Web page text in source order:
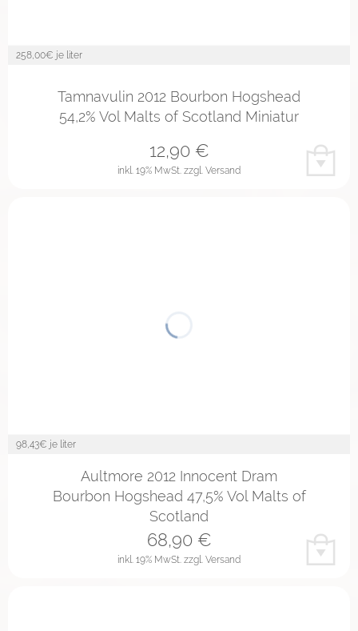
258,00€ je liter
Tamnavulin 2012 Bourbon Hogshead
54,2% Vol Malts of Scotland Miniatur
inkl. 19% MwSt. zzgl. Versand
12,90€
98,43€ je liter
Aultmore 2012 Innocent Dram
Bourbon Hogshead 47,5% Vol Malts of
Scotland
inkl. 19% MwSt. zzgl. Versand
68,90€